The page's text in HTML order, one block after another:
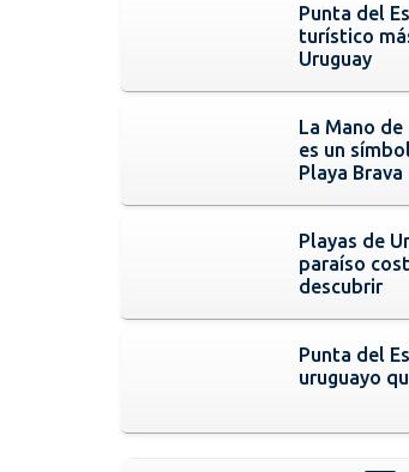
Punta del
turístico
Uruguay
La Mano
es un
Playa Brava
Playas de
paraíso
descubrir
Punta del
uruguayo